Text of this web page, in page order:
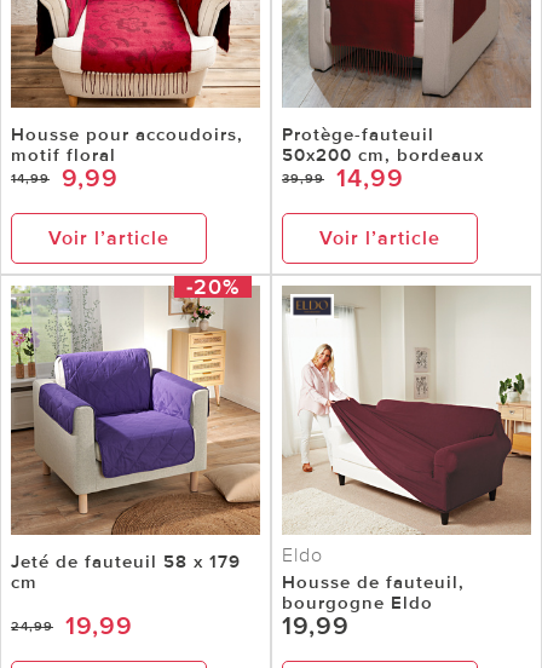
Housse pour accoudoirs,
motif floral
14,99 9,99
Voir l’article
Protège-fauteuil
50x200 cm, bordeaux
39,99 14,99
Voir l’article
-20%
Jeté de fauteuil 58 x 179
cm
24,99 19,99
Eldo
Housse de fauteuil,
bourgogne Eldo
19,99